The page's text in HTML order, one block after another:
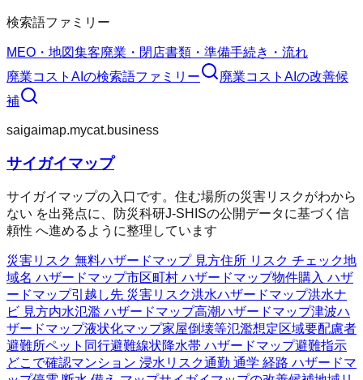
検索語ファミリー
MEO・地図集客廃業・閉店書類・準備手続き・流れ
廃業コストAI の検索語ファミリー 廃業コストAI の改善候
補
saigaimap.mycat.business
サイガイマップ
サイガイマップの入口です。住む場所の災害リスクがわから
ない を出発点に、防災科研J-SHISの公開データに基づく信
頼性 へ進めるように整理しています
災害リスク 無料ハザードマップ 見方住所 リスク チェック地
域名 ハザードマップ市区町村 ハザードマップ物件購入 ハザ
ードマップ引越し先 災害リスク洪水ハザードマップ洪水ナ
ビ 見方内水氾濫 ハザードマップ高潮ハザードマップ津波ハ
ザードマップ液状化マップ家屋倒壊等氾濫想定区域要配慮者
避難所ペット同行避難線状降水帯 ハザードマップ避難指示
どこで確認マンション 浸水リスク通勤 通学 経路 ハザードマ